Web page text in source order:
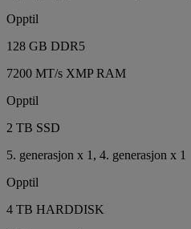
Opptil
128 GB DDR5
7200 MT/s XMP RAM
Opptil
2 TB SSD
5. generasjon x 1, 4. generasjon x 1
Opptil
4 TB HARDDISK